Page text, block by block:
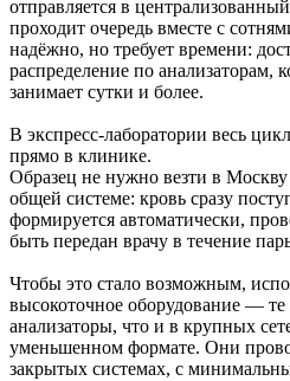
отправляется в
проходит очередь вместе с
надёжно, но требует времени:
распределение по анализаторам,
занимает сутки и более.
В экспресс-лаборатории весь
прямо в клинике.
Образец не нужно везти в
общей системе: кровь сразу
формируется автоматически,
быть передан врачу в течение
Чтобы это стало возможным,
высокоточное оборудование — те
анализаторы, что и в крупных
уменьшенном формате. Они
закрытых системах, с